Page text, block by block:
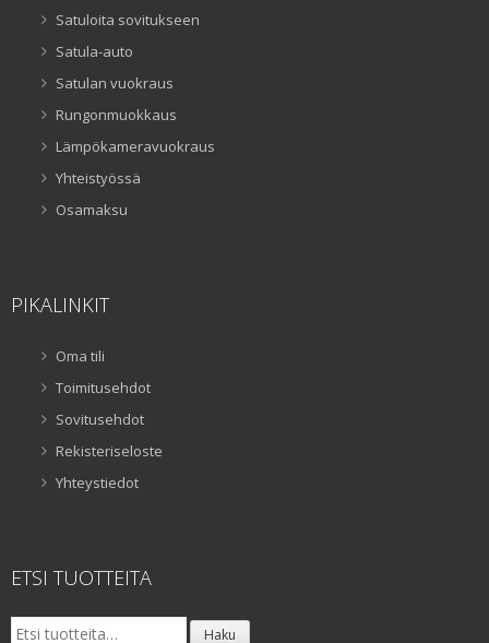
Satuloita sovitukseen
Satula-auto
Satulan vuokraus
Rungonmuokkaus
Lämpökameravuokraus
Yhteistyössä
Osamaksu
PIKALINKIT
Oma tili
Toimitusehdot
Sovitusehdot
Rekisteriseloste
Yhteystiedot
ETSI TUOTTEITA
Etsi: Haku